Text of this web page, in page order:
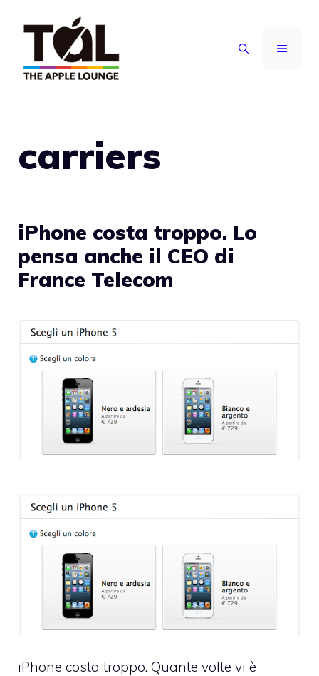
contenuto
MENU
carriers
iPhone costa troppo. Lo
pensa anche il CEO di
France Telecom
iPhone costa troppo. Quante volte vi è